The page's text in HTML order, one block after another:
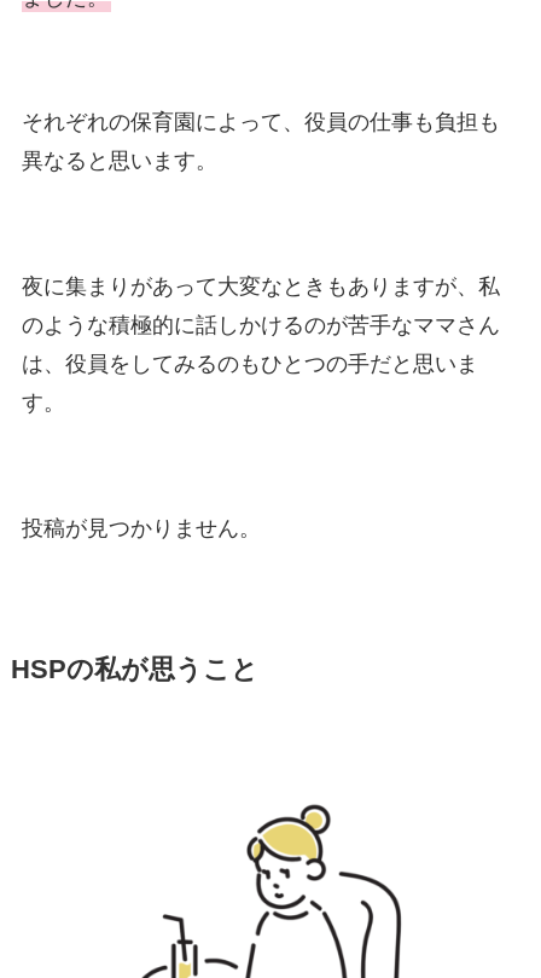
それぞれの保育園によって、役員の仕事も負担も
異なると思います。
夜に集まりがあって大変なときもありますが、私
のような積極的に話しかけるのが苦手なママさん
は、役員をしてみるのもひとつの手だと思いま
す。
投稿が見つかりません。
HSPの私が思うこと